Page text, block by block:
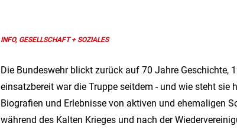
INFO, GESELLSCHAFT + SOZIALES
Die Bundeswehr blickt zurück auf 70 Jahre Geschichte,
einsatzbereit war die Truppe seitdem - und wie steht sie
Biografien und Erlebnisse von aktiven und ehemaligen
während des Kalten Krieges und nach der